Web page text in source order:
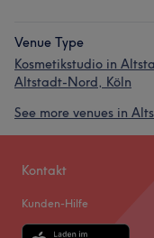
Venue Type
Kosmetikstudio in
Altstadt-Nord, Köln
See more venues in
Kontakt
Kunden-Hilfe